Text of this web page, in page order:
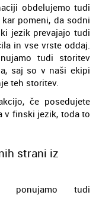
obdelujemo tudi
pomeni, da sodni
jezik prevajajo tudi
in vse vrste oddaj.
tudi storitev
saj so v naši ekipi
teh storitev.
če posedujete
v finski jezik, toda to
strani iz
ponujamo tudi